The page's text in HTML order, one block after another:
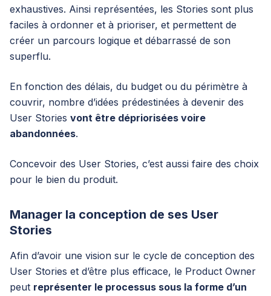
exhaustives. Ainsi représentées, les Stories sont plus
faciles à ordonner et à prioriser, et permettent de
créer un parcours logique et débarrassé de son
superflu.
En fonction des délais, du budget ou du périmètre à
couvrir, nombre d’idées prédestinées à devenir des
User Stories vont être dépriorisées voire
abandonnées.
Concevoir des User Stories, c’est aussi faire des choix
pour le bien du produit.
Manager la conception de ses User
Stories
Afin d’avoir une vision sur le cycle de conception des
User Stories et d’être plus efficace, le Product Owner
peut représenter le processus sous la forme d’un